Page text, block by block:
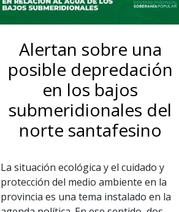
Alertan sobre una
posible depredación
en los bajos
submeridionales del
norte santafesino
La situación ecológica y el cuidado y
protección del medio ambiente en la
provincia es una tema instalado en la